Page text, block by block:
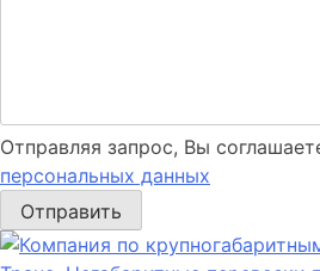
Отправляя запрос, Вы
персональных данных